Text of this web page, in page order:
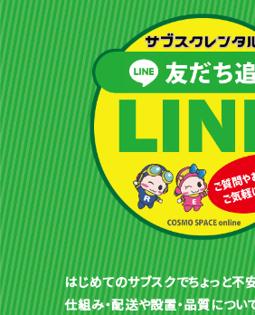
はじめてのサブスクでちょっと不
仕組み・配送や設置・品質につい